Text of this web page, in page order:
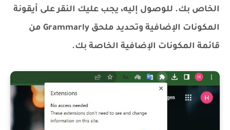
الخاص بك. للوصول إليه، يجب عليك النقر على أيقونة
المكونات الإضافية وتحديد ملحق Grammarly من
قائمة المكونات الإضافية الخاصة بك.